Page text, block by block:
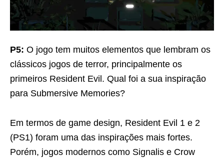
P5: O jogo tem muitos elementos que lembram os
clássicos jogos de terror, principalmente os
primeiros Resident Evil. Qual foi a sua inspiração
para Submersive Memories?
Em termos de game design, Resident Evil 1 e 2
(PS1) foram uma das inspirações mais fortes.
Porém, jogos modernos como Signalis e Crow